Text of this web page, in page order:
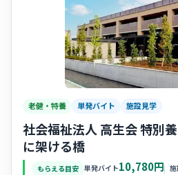
老健・特養 単発バイト 施設見学
社会福祉法人 高生会 特別
に架ける橋
もらえる目安 単発バイト10,780円